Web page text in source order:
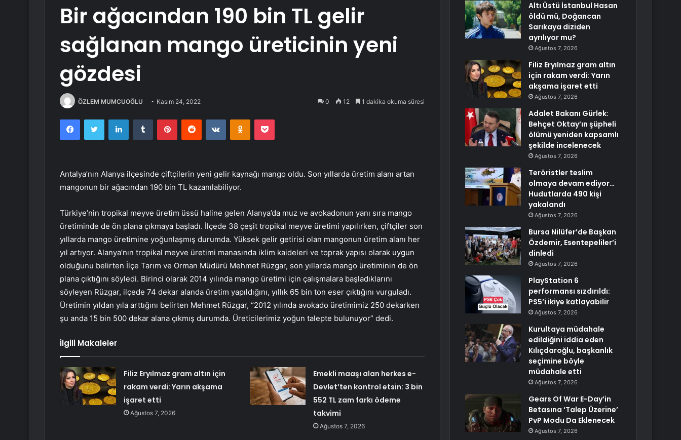
Bir ağacından 190 bin TL gelir
sağlanan mango üreticinin yeni
gözdesi
ÖZLEM MUMCUOĞLU Kasım 24, 2022 0 12 1 dakika okuma süresi
FacebookTwitter LinkedInTumblr PinterestReddit VKontakteOdnoklassniki
Pocket
Antalya’nın Alanya ilçesinde çiftçilerin yeni gelir kaynağı mango oldu. Son yıllarda üretim alanı artan
mangonun bir ağacından 190 bin TL kazanılabiliyor.
Türkiye’nin tropikal meyve üretim üssü haline gelen Alanya’da muz ve avokadonun yanı sıra mango
üretiminde de ön plana çıkmaya başladı. İlçede 38 çeşit tropikal meyve üretimi yapılırken, çiftçiler son
yıllarda mango üretimine yoğunlaşmış durumda. Yüksek gelir getirisi olan mangonun üretim alanı her
yıl artıyor. Alanya’nın tropikal meyve üretimi manasında iklim kaideleri ve toprak yapısı olarak uygun
olduğunu belirten İlçe Tarım ve Orman Müdürü Mehmet Rüzgar, son yıllarda mango üretiminin de ön
plana çıktığını söyledi. Birinci olarak 2014 yılında mango üretimi için çalışmalara başladıklarını
söyleyen Rüzgar, ilçede 74 dekar alanda üretim yapıldığını, yıllık 65 bin ton eser çıktığını vurguladı.
Üretimin yıldan yıla arttığını belirten Mehmet Rüzgar, “2012 yılında avokado üretimimiz 250 dekarken
şu anda 15 bin 500 dekar alana çıkmış durumda. Üreticilerimiz yoğun talepte bulunuyor” dedi.
İlgili Makaleler
Filiz Eryılmaz gram altın için
rakam verdi: Yarın akşama
işaret etti
Ağustos 7, 2026
Emekli maaşı alan herkes e-
Devlet’ten kontrol etsin: 3 bin
552 TL zam farkı ödeme
takvimi
Ağustos 7, 2026
Altı Üstü İstanbul Hasan
öldü mü, Doğancan
Sarıkaya diziden
ayrılıyor mu?
Ağustos 7, 2026
Filiz Eryılmaz gram altın
için rakam verdi: Yarın
akşama işaret etti
Ağustos 7, 2026
Adalet Bakanı Gürlek:
Behçet Oktay’ın şüpheli
ölümü yeniden kapsamlı
şekilde incelenecek
Ağustos 7, 2026
Teröristler teslim
olmaya devam ediyor…
Hudutlarda 490 kişi
yakalandı
Ağustos 7, 2026
Bursa Nilüfer’de Başkan
Özdemir, Esentepeliler’i
dinledi
Ağustos 7, 2026
PlayStation 6
performansı sızdırıldı:
PS5’i ikiye katlayabilir
Ağustos 7, 2026
Kurultaya müdahale
edildiğini iddia eden
Kılıçdaroğlu, başkanlık
seçimine böyle
müdahale etti
Ağustos 7, 2026
Gears Of War E-Day’in
Betasına ‘Talep Üzerine’
PvP Modu Da Eklenecek
Ağustos 7, 2026